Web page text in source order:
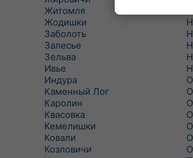
Житомля
Жодишки
Заболоть
Залесье
Зельва
Ивье
Индура
Каменный Лог
Каролин
Квасовка
Кемелишки
Ковали
Козловичи